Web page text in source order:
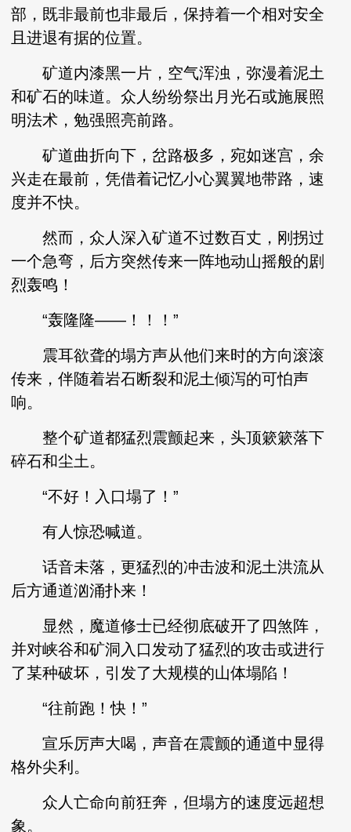
部，既非最前也非最后，保持着一个相对安全
且进退有据的位置。
矿道内漆黑一片，空气浑浊，弥漫着泥土
和矿石的味道。众人纷纷祭出月光石或施展照
明法术，勉强照亮前路。
矿道曲折向下，岔路极多，宛如迷宫，余
兴走在最前，凭借着记忆小心翼翼地带路，速
度并不快。
然而，众人深入矿道不过数百丈，刚拐过
一个急弯，后方突然传来一阵地动山摇般的剧
烈轰鸣！
“轰隆隆——！！！”
震耳欲聋的塌方声从他们来时的方向滚滚
传来，伴随着岩石断裂和泥土倾泻的可怕声
响。
整个矿道都猛烈震颤起来，头顶簌簌落下
碎石和尘土。
“不好！入口塌了！”
有人惊恐喊道。
话音未落，更猛烈的冲击波和泥土洪流从
后方通道汹涌扑来！
显然，魔道修士已经彻底破开了四煞阵，
并对峡谷和矿洞入口发动了猛烈的攻击或进行
了某种破坏，引发了大规模的山体塌陷！
“往前跑！快！”
宣乐厉声大喝，声音在震颤的通道中显得
格外尖利。
众人亡命向前狂奔，但塌方的速度远超想
象。